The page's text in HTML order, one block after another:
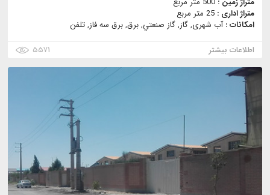
متراژ اداری : 25 متر مربع
امکانات :آب شهری, گاز, گاز صنعتي, برق, برق سه فاز, تلفن
اطلاعات بیشتر
۵۵۷۱